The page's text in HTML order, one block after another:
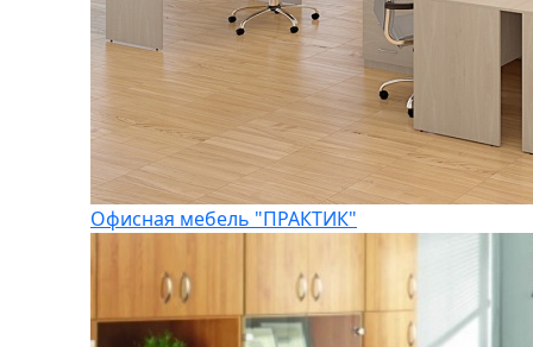
Офисная мебель "ПРАКТИК"